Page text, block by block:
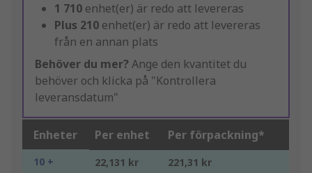
1 710 enhet(er) är redo att levereras
Plus 210 enhet(er) är redo att levereras
från en annan plats
Behöver du mer? Ange den kvantitet du
behöver och klicka på "Kontrollera
leveransdatum"
Enheter Per enhet Per förpackning*
10 + 22,131 kr 221,31 kr